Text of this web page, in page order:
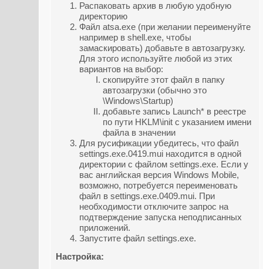
Распаковать архив в любую удобную
директорию
Файл atsa.exe (при желании переименуйте
например в shell.exe, чтобы
замаскировать) добавьте в автозагрузку.
Для этого используйте любой из этих
вариантов на выбор:
скопируйте этот файл в папку
автозагрузки (обычно это
\Windows\Startup)
добавьте запись Launch* в реестре
по пути HKLM\init с указанием имени
файла в значении
Для русификации убедитесь, что файл
settings.exe.0419.mui находится в одной
директории с файлом settings.exe. Если у
вас английская версия Windows Mobile,
возможно, потребуется переименовать
файл в settings.exe.0409.mui. При
необходимости отключите запрос на
подтверждение запуска неподписанных
приложений.
Запустите файл settings.exe.
Настройка: